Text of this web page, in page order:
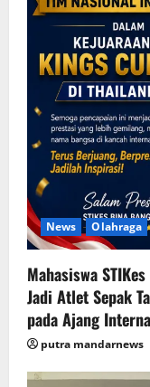
News Olahraga
Mahasiswa
Jadi Atlet Sepak
pada Ajang
putra mandarnews